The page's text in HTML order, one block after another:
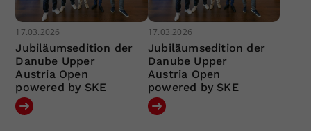
17.03.2026
Jubiläumsedition der
Danube Upper
Austria Open
powered by SKE
17.03.2026
Jubiläumsedition der
Danube Upper
Austria Open
powered by SKE